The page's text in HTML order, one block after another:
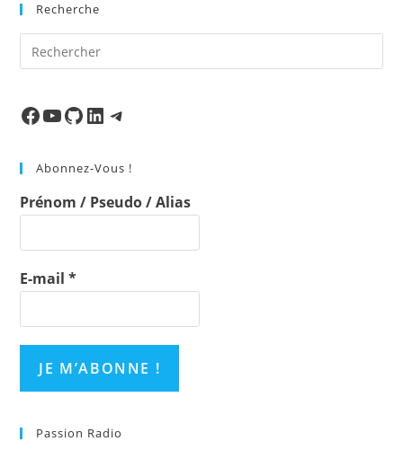
Recherche
Facebook
Ma chaineMon Repo GithubLinkedInTelegram
Abonnez-Vous !
Prénom / Pseudo / Alias
E-mail*
Passion Radio